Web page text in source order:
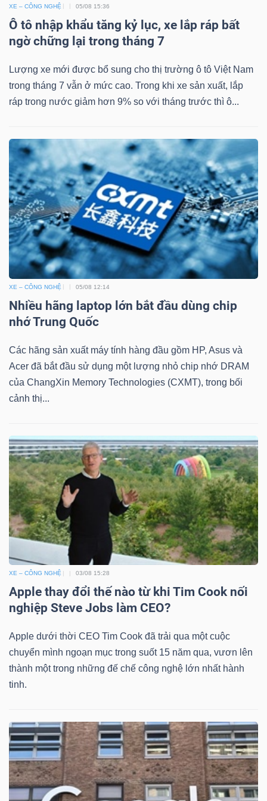
XE – CÔNG NGHỆ 05/08 15:36
Ô tô nhập khẩu tăng kỷ lục, xe lắp ráp bất
ngờ chững lại trong tháng 7
Lượng xe mới được bổ sung cho thị trường ô tô Việt Nam
trong tháng 7 vẫn ở mức cao. Trong khi xe sản xuất, lắp
ráp trong nước giảm hơn 9% so với tháng trước thì ô...
XE – CÔNG NGHỆ 05/08 12:14
Nhiều hãng laptop lớn bắt đầu dùng chip
nhớ Trung Quốc
Các hãng sản xuất máy tính hàng đầu gồm HP, Asus và
Acer đã bắt đầu sử dụng một lượng nhỏ chip nhớ DRAM
của ChangXin Memory Technologies (CXMT), trong bối
cảnh thị...
XE – CÔNG NGHỆ 03/08 15:28
Apple thay đổi thế nào từ khi Tim Cook nối
nghiệp Steve Jobs làm CEO?
Apple dưới thời CEO Tim Cook đã trải qua một cuộc
chuyển mình ngoạn mục trong suốt 15 năm qua, vươn lên
thành một trong những đế chế công nghệ lớn nhất hành
tinh.
(-)
vụ
(-)
Đào
tạo
Sách
tài
chính
cụ
đầu
tư
Truyền
thông
tài
chính
Dữ
liệu
chính